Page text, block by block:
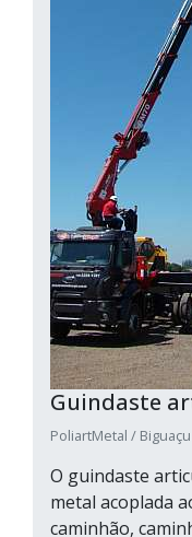
Guindaste
PoliartMetal / Biguaçu
O guindaste
metal acoplada
caminhão,